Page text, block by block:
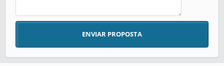
ENVIAR PROPOSTA